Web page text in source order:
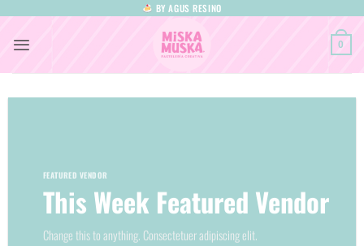
contenido
BY AGUS RESINO
0
FEATURED VENDOR
This Week Featured Vendor
Change this to anything. Consectetuer adipiscing elit.